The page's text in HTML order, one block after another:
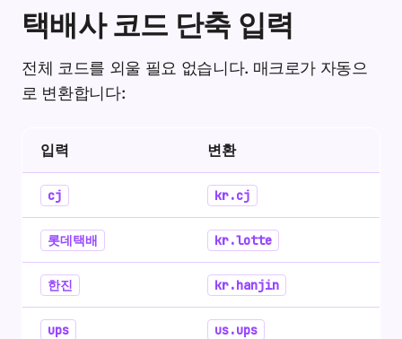
택배사 코드 단축 입력
전체 코드를 외울 필요 없습니다. 매크로가 자동으
로 변환합니다:
입력 변환
cj kr.cj
롯데택배 kr.lotte
한진 kr.hanjin
ups us.ups